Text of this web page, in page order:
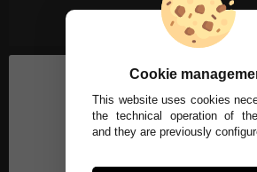
Cookie
This website uses cookies
the technical operation of
and they are previously